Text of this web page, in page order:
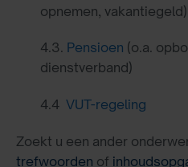
opnemen, vakantiegeld)
4.3. Pensioen (o.a.
dienstverband)
4.4 VUT-regeling
Zoekt u een ander
trefwoorden of